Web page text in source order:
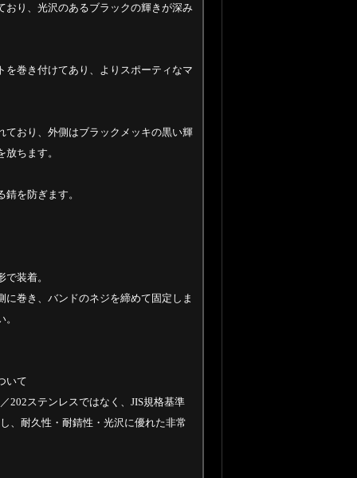
おり、光沢のあるブラックの輝きが深み
巻き付けてあり、よりスポーティなマ
ており、外側はブラックメッキの黒い輝
ちます。
を防ぎます。
装着。
巻き、バンドのネジを締めて固定しま
いて
202ステンレスではなく、JIS規格基準
、耐久性・耐錆性・光沢に優れた非常